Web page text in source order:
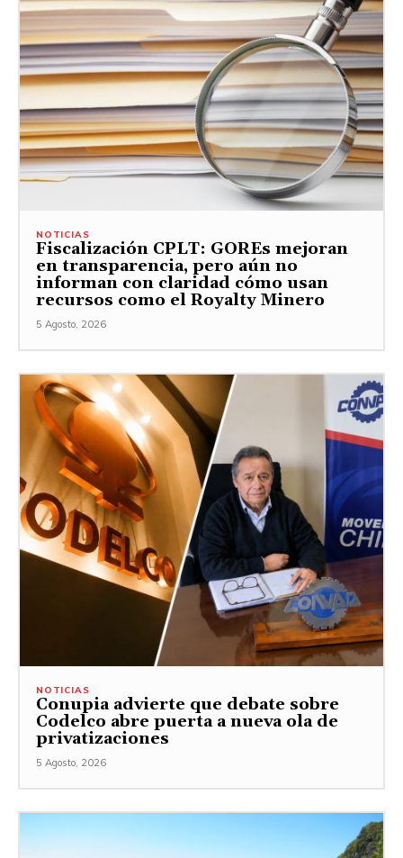
NOTICIAS
Fiscalización CPLT: GOREs mejoran
en transparencia, pero aún no
informan con claridad cómo usan
recursos como el Royalty Minero
5 Agosto, 2026
NOTICIAS
Conupia advierte que debate sobre
Codelco abre puerta a nueva ola de
privatizaciones
5 Agosto, 2026